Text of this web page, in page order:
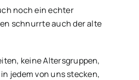
noch ein echter
schnurrte auch der alte
keine Altersgruppen,
jedem von uns stecken,